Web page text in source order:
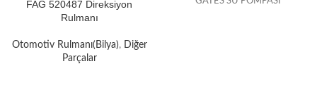
FAG 520487 Direksiyon
Rulmanı
Otomotiv Rulmanı(Bilya), Diğer
Parçalar